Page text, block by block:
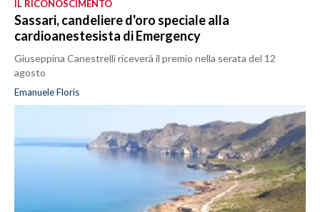
IL RICONOSCIMENTO
Sassari, candeliere d'oro speciale alla
cardioanestesista di Emergency
Giuseppina Canestrelli riceverà il premio nella serata del 12
agosto
Emanuele Floris